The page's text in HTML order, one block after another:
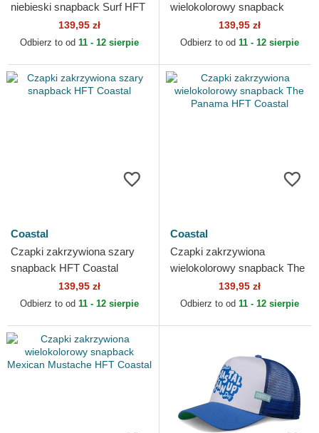
niebieski snapback Surf HFT
139,95 zł
Odbierz to od 11 - 12 sierpie
wielokolorowy snapback
Board To Death HFT Coastal
139,95 zł
Odbierz to od 11 - 12 sierpie
Coastal
Czapki zakrzywiona szary
snapback HFT Coastal
139,95 zł
Odbierz to od 11 - 12 sierpie
Coastal
Czapki zakrzywiona
wielokolorowy snapback The
Panama HFT Coastal
139,95 zł
Odbierz to od 11 - 12 sierpie